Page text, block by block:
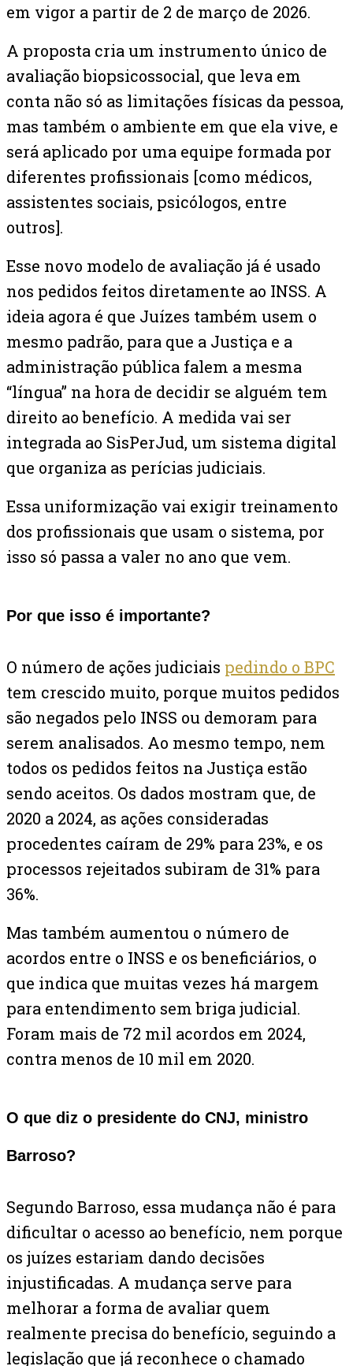
em vigor a partir de 2 de março de 2026.
A proposta cria um instrumento único de
avaliação biopsicossocial, que leva em
conta não só as limitações físicas da pessoa,
mas também o ambiente em que ela vive, e
será aplicado por uma equipe formada por
diferentes profissionais [como médicos,
assistentes sociais, psicólogos, entre
outros].
Esse novo modelo de avaliação já é usado
nos pedidos feitos diretamente ao INSS. A
ideia agora é que Juízes também usem o
mesmo padrão, para que a Justiça e a
administração pública falem a mesma
“língua” na hora de decidir se alguém tem
direito ao benefício. A medida vai ser
integrada ao SisPerJud, um sistema digital
que organiza as perícias judiciais.
Essa uniformização vai exigir treinamento
dos profissionais que usam o sistema, por
isso só passa a valer no ano que vem.
Por que isso é importante?
O número de ações judiciais pedindo o BPC
tem crescido muito, porque muitos pedidos
são negados pelo INSS ou demoram para
serem analisados. Ao mesmo tempo, nem
todos os pedidos feitos na Justiça estão
sendo aceitos. Os dados mostram que, de
2020 a 2024, as ações consideradas
procedentes caíram de 29% para 23%, e os
processos rejeitados subiram de 31% para
36%.
Mas também aumentou o número de
acordos entre o INSS e os beneficiários, o
que indica que muitas vezes há margem
para entendimento sem briga judicial.
Foram mais de 72 mil acordos em 2024,
contra menos de 10 mil em 2020.
O que diz o presidente do CNJ, ministro
Barroso?
Segundo Barroso, essa mudança não é para
dificultar o acesso ao benefício, nem porque
os juízes estariam dando decisões
injustificadas. A mudança serve para
melhorar a forma de avaliar quem
realmente precisa do benefício, seguindo a
legislação que já reconhece o chamado